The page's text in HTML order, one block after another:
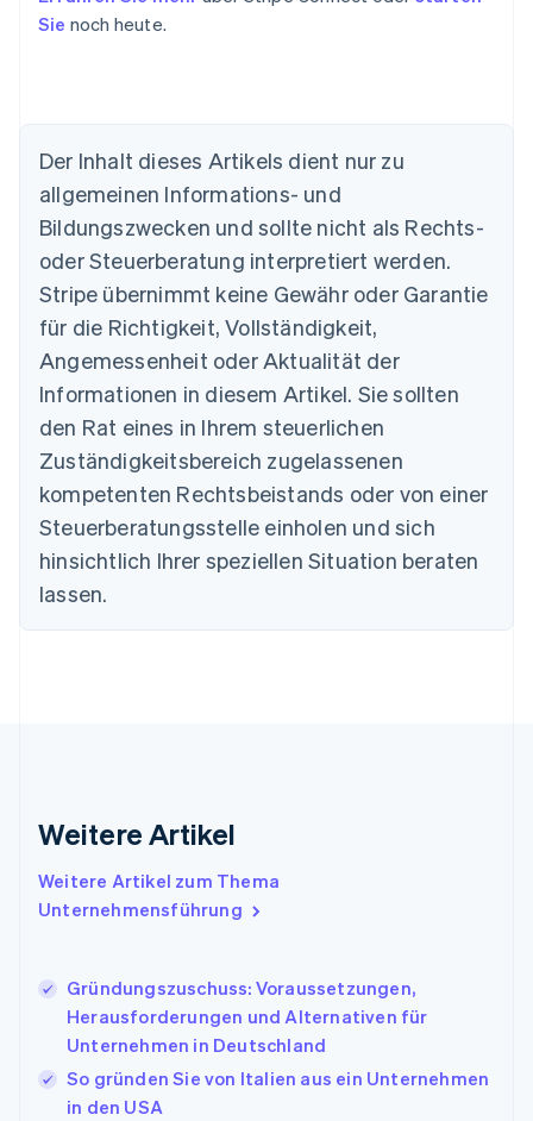
Sie noch heute.
Der Inhalt dieses Artikels dient nur zu
allgemeinen Informations- und
Bildungszwecken und sollte nicht als Rechts-
oder Steuerberatung interpretiert werden.
Stripe übernimmt keine Gewähr oder Garantie
für die Richtigkeit, Vollständigkeit,
Angemessenheit oder Aktualität der
Informationen in diesem Artikel. Sie sollten
den Rat eines in Ihrem steuerlichen
Zuständigkeitsbereich zugelassenen
kompetenten Rechtsbeistands oder von einer
Steuerberatungsstelle einholen und sich
hinsichtlich Ihrer speziellen Situation beraten
lassen.
Weitere Artikel
Weitere Artikel zum Thema
Unternehmensführung
Gründungszuschuss: Voraussetzungen,
Herausforderungen und Alternativen für
Unternehmen in Deutschland
So gründen Sie von Italien aus ein Unternehmen
in den USA
Australien
English
Nederlands FrançaisDeutschEnglish
Brasilien
English
Bulgarien
English
Dänemark
Deutschland
DeutschEnglish
Estland
English
Festlandchina
简体中文
EnglishSvenska
English
English
Italien
日本語 English
EnglishFrançais
Kroatien
EnglishItaliano
Lettland